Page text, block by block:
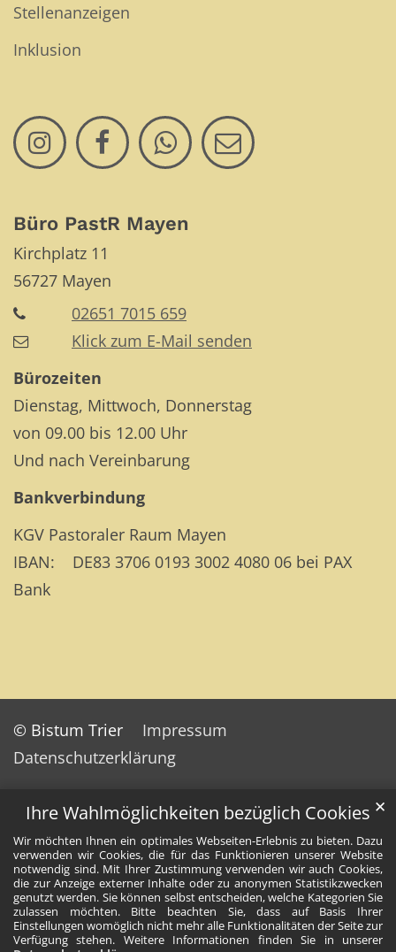
Ihre Wahlmöglichkeiten bezüglich Cookies
Wir möchten Ihnen ein optimales Webseiten-Erlebnis zu bieten. Dazu
verwenden wir Cookies, die für das Funktionieren unserer Website
notwendig sind. Mit Ihrer Zustimmung verwenden wir auch Cookies,
die zur Anzeige externer Inhalte oder zu anonymen Statistikzwecken
genutzt werden. Sie können selbst entscheiden, welche Kategorien Sie
zulassen möchten. Bitte beachten Sie, dass auf Basis Ihrer
Einstellungen womöglich nicht mehr alle Funktionalitäten der Seite zur
Verfügung stehen. Weitere Informationen finden Sie in unserer
✕
Stellenanzeigen
Inklusion
Büro PastR Mayen
Kirchplatz 11
56727 Mayen
02651 7015 659
Klick zum E-Mail senden
Bürozeiten
Dienstag, Mittwoch, Donnerstag
von 09.00 bis 12.00 Uhr
Und nach Vereinbarung
Bankverbindung
KGV Pastoraler Raum Mayen
IBAN: DE83 3706 0193 3002 4080 06 bei PAX
Bank
© Bistum Trier
Impressum
Datenschutzerklärung